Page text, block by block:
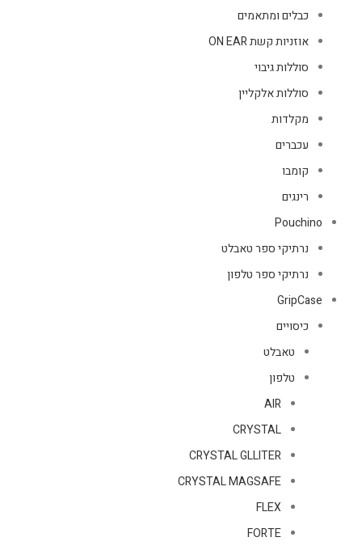
כבלים ומתאמים
אוזניות קשת ON EAR
סוללות גיבוי
סוללות אלקליין
מקלדות
עכברים
קומבו
רינגים
Pouchino
נרתיקי ספר טאבלט
נרתיקי ספר טלפון
GripCase
כיסויים
טאבלט
טלפון
AIR
CRYSTAL
CRYSTAL GLLITER
CRYSTAL MAGSAFE
FLEX
FORTE